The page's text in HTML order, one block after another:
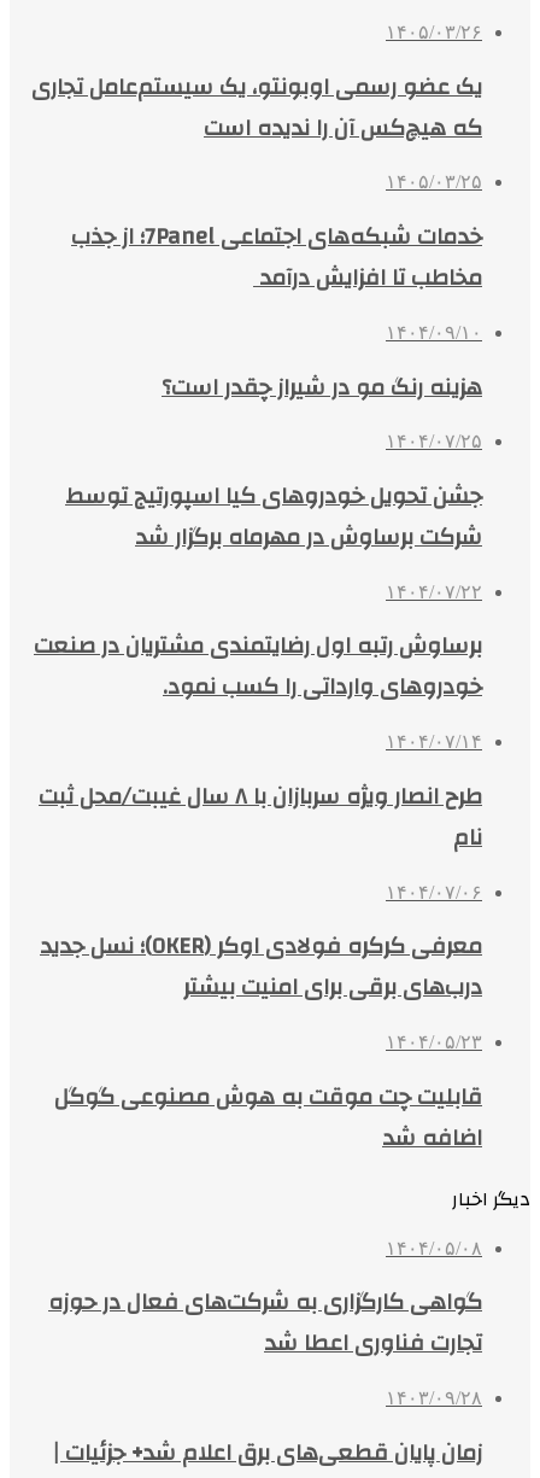
۱۴۰۵/۰۳/۲۶
یک عضو رسمی اوبونتو، یک سیستم‌عامل تجاری
که هیچ‌کس آن را ندیده است
۱۴۰۵/۰۳/۲۵
خدمات شبکه‌های اجتماعی 7Panel؛ از جذب
مخاطب تا افزایش درآمد
۱۴۰۴/۰۹/۱۰
هزینه رنگ مو در شیراز چقدر است؟
۱۴۰۴/۰۷/۲۵
جشن تحویل خودروهای کیا اسپورتیج توسط
شرکت برساوش در مهرماه برگزار شد
۱۴۰۴/۰۷/۲۲
برساوش رتبه اول رضایتمندی مشتریان در صنعت
خودروهای وارداتی را کسب نمود.
۱۴۰۴/۰۷/۱۴
طرح انصار ویژه سربازان با ۸ سال غیبت/محل ثبت
نام
۱۴۰۴/۰۷/۰۶
معرفی کرکره فولادی اوکر (OKER)؛ نسل جدید
درب‌های برقی برای امنیت بیشتر
۱۴۰۴/۰۵/۲۳
قابلیت چت موقت به هوش مصنوعی گوگل
اضافه شد
دیگر اخبار
۱۴۰۴/۰۵/۰۸
گواهی کارگزاری به شرکت‌های فعال در حوزه
تجارت فناوری اعطا شد
۱۴۰۳/۰۹/۲۸
زمان پایان قطعی‌های برق اعلام شد+ جزئیات |